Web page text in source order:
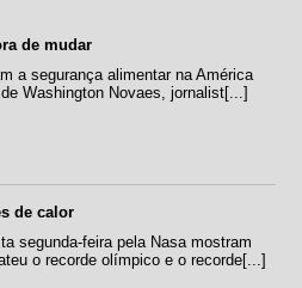
de mudar
a segurança alimentar na América
Washington Novaes, jornalist[...]
de calor
segunda-feira pela Nasa mostram
o recorde olímpico e o recorde[...]